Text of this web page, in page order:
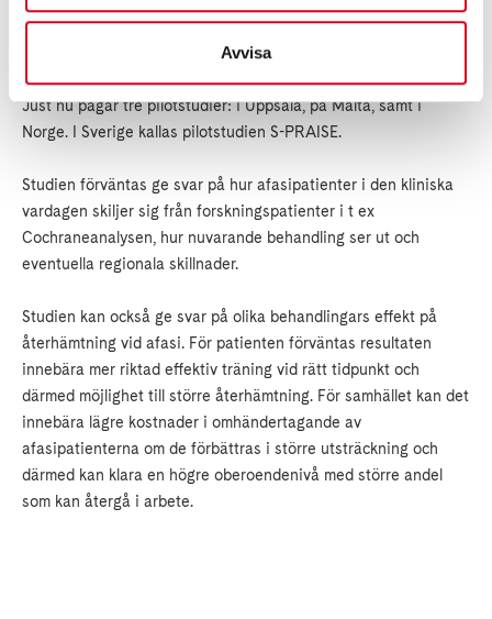
Avvisa
sektorn för personer med afasi till följd av stroke, vad gäller
bedömning, diagnostisering, behandling, återhämtning och
återintegrering.
Just nu pågår tre pilotstudier: i Uppsala, på Malta, samt i
Norge. I Sverige kallas pilotstudien S-PRAISE.
Studien förväntas ge svar på hur afasipatienter i den kliniska
vardagen skiljer sig från forskningspatienter i t ex
Cochraneanalysen, hur nuvarande behandling ser ut och
eventuella regionala skillnader.
Studien kan också ge svar på olika behandlingars effekt på
återhämtning vid afasi. För patienten förväntas resultaten
innebära mer riktad effektiv träning vid rätt tidpunkt och
därmed möjlighet till större återhämtning. För samhället kan det
innebära lägre kostnader i omhändertagande av
afasipatienterna om de förbättras i större utsträckning och
därmed kan klara en högre oberoendenivå med större andel
som kan återgå i arbete.